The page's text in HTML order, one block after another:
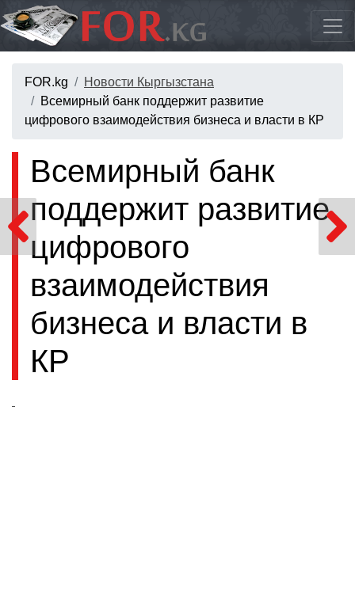
FOR.kg
Новости Кыргызстана
Всемирный банк поддержит развитие
цифрового взаимодействия бизнеса и власти в КР
Всемирный банк
поддержит развитие
цифрового
взаимодействия
бизнеса и власти в
КР